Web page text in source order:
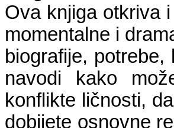
Ova knjiga otkriva
momentalne i
biografije,
navodi kako
konflikte ličnosti,
dobijete osnovne